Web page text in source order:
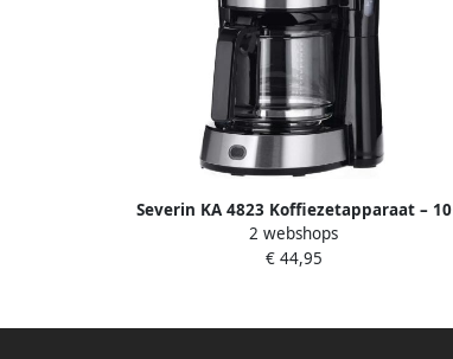
Severin KA 4823 Koffiezetapparaat – 10
Kopjes – 1 25 Liter – Glazen Kan –
Druppelstop – RVS Zwart
2 webshops
€ 44,95